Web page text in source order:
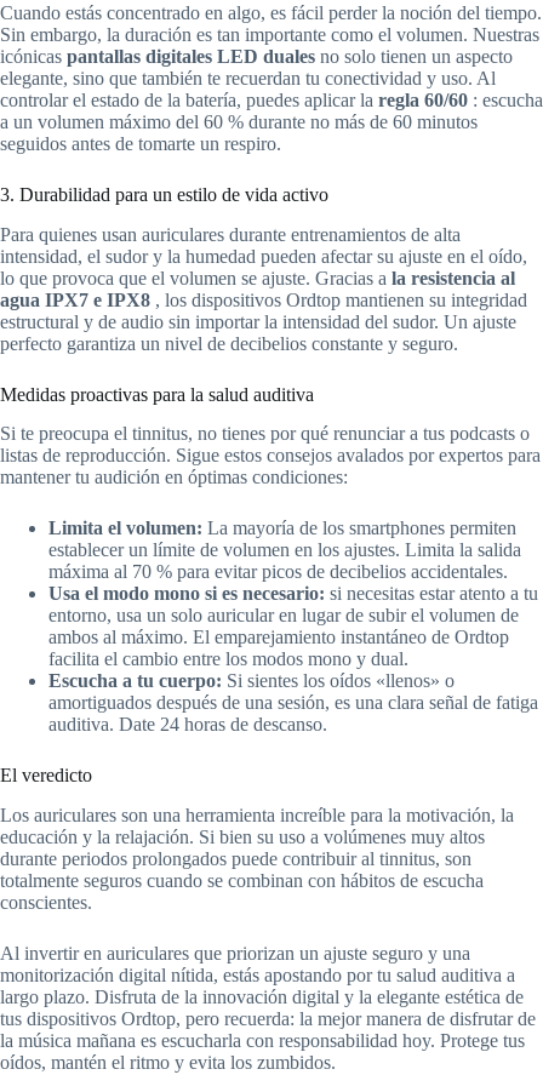
Cuando estás concentrado en algo, es fácil perder la noción del tiempo.
Sin embargo, la duración es tan importante como el volumen. Nuestras
icónicas pantallas digitales LED duales no solo tienen un aspecto
elegante, sino que también te recuerdan tu conectividad y uso. Al
controlar el estado de la batería, puedes aplicar la regla 60/60 : escucha
a un volumen máximo del 60 % durante no más de 60 minutos
seguidos antes de tomarte un respiro.
3. Durabilidad para un estilo de vida activo
Para quienes usan auriculares durante entrenamientos de alta
intensidad, el sudor y la humedad pueden afectar su ajuste en el oído,
lo que provoca que el volumen se ajuste. Gracias a la resistencia al
agua IPX7 e IPX8 , los dispositivos Ordtop mantienen su integridad
estructural y de audio sin importar la intensidad del sudor. Un ajuste
perfecto garantiza un nivel de decibelios constante y seguro.
Medidas proactivas para la salud auditiva
Si te preocupa el tinnitus, no tienes por qué renunciar a tus podcasts o
listas de reproducción. Sigue estos consejos avalados por expertos para
mantener tu audición en óptimas condiciones:
Limita el volumen: La mayoría de los smartphones permiten
establecer un límite de volumen en los ajustes. Limita la salida
máxima al 70 % para evitar picos de decibelios accidentales.
Usa el modo mono si es necesario: si necesitas estar atento a tu
entorno, usa un solo auricular en lugar de subir el volumen de
ambos al máximo. El emparejamiento instantáneo de Ordtop
facilita el cambio entre los modos mono y dual.
Escucha a tu cuerpo: Si sientes los oídos «llenos» o
amortiguados después de una sesión, es una clara señal de fatiga
auditiva. Date 24 horas de descanso.
El veredicto
Los auriculares son una herramienta increíble para la motivación, la
educación y la relajación. Si bien su uso a volúmenes muy altos
durante periodos prolongados puede contribuir al tinnitus, son
totalmente seguros cuando se combinan con hábitos de escucha
conscientes.
Al invertir en auriculares que priorizan un ajuste seguro y una
monitorización digital nítida, estás apostando por tu salud auditiva a
largo plazo. Disfruta de la innovación digital y la elegante estética de
tus dispositivos Ordtop, pero recuerda: la mejor manera de disfrutar de
la música mañana es escucharla con responsabilidad hoy. Protege tus
oídos, mantén el ritmo y evita los zumbidos.